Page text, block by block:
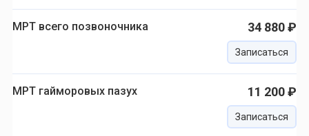
МРТ всего позвоночника 34 880 ₽
Записаться
МРТ гайморовых пазух 11 200 ₽
Записаться